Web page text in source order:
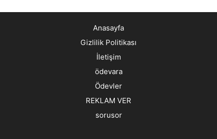
Anasayfa
Gizlilik Politikası
İletişim
ödevara
Ödevler
REKLAM VER
sorusor